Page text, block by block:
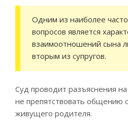
Одним из наиболее
вопросов является
взаимоотношений сына
вторым из супругов.
Суд проводит разъяснения
не препятствовать общению
живущего родителя.